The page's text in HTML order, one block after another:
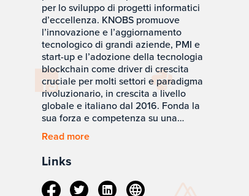
per lo sviluppo di progetti informatici
d’eccellenza. KNOBS promuove
l’innovazione e l’aggiornamento
tecnologico di grandi aziende, PMI e
start-up e l’adozione della tecnologia
blockchain come driver di crescita
cruciale per molti settori e paradigma
rivoluzionario, in crescita a livello
globale e italiano dal 2016. Fonda la
sua forza e competenza su una
costante attività di scouting e ricerca
delle tecnologie più innovative e dei
più recenti trend del mercato, sul
know-how tecnico e strategico del suo
team.
Read more
Links